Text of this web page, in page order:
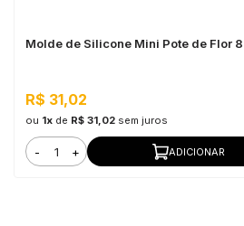
Molde de Silicone Mini Pote de Flor
R$ 31,02
ou 1x de R$ 31,02 sem juros
- + ADICIONAR